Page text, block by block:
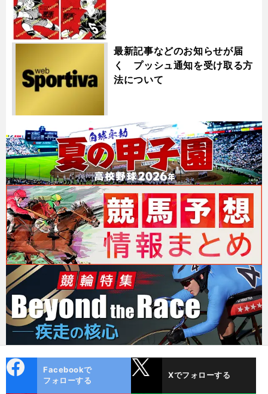
最新記事などのお知らせが届
く プッシュ通知を受け取る方
法について
ok
Facebookで
フォローする
Xでフォローする